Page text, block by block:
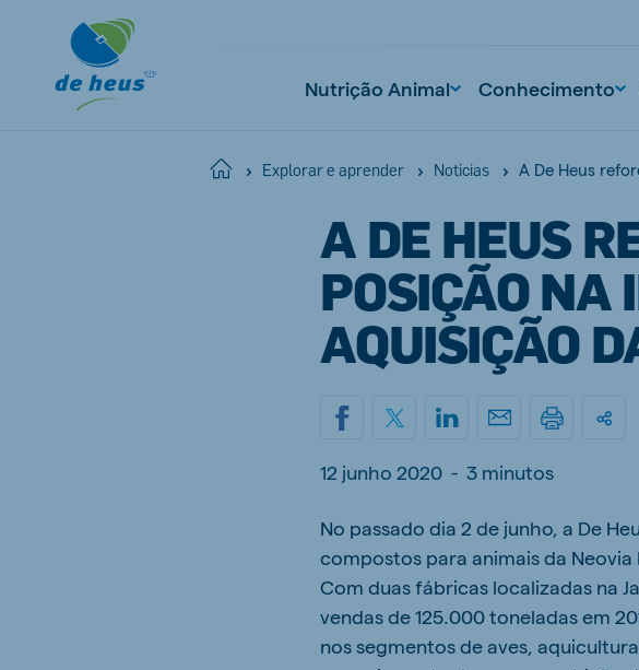
Nutrição Animal Conhecimento
Home Explorar e aprender Noticias A De Heus
A DE HEUS
POSIÇÃO NA
AQUISIÇÃO
12 junho 2020 - 3 minutos
No passado dia 2 de junho, a De
compostos para animais da Neovia
Com duas fábricas localizadas na
vendas de 125.000 toneladas em
nos segmentos de aves,